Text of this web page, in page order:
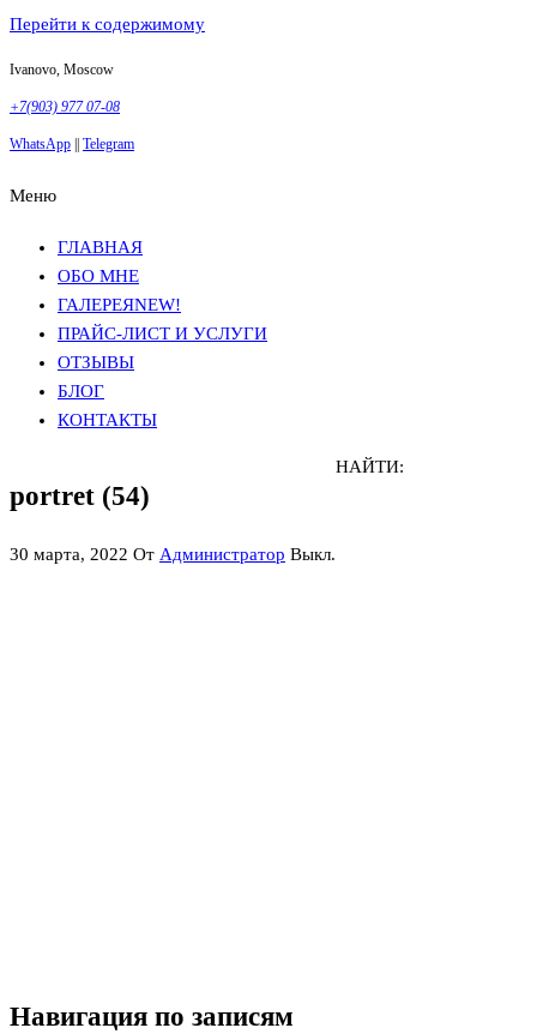
Перейти к содержимому
Ivanovo, Moscow
+7(903) 977 07-08
WhatsApp Telegram
Меню
ГЛАВНАЯ
ОБО МНЕ
ГАЛЕРЕЯNEW!
ПРАЙС-ЛИСТ И УСЛУГИ
ОТЗЫВЫ
БЛОГ
КОНТАКТЫ
portret (54)
30 марта, 2022 От Администратор Выкл.
Навигация по записям
НАЙТИ: